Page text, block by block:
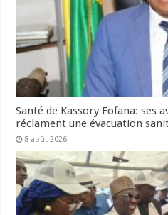
Santé de Kassory Fofana: ses
réclament une évacuation
8 août 2026